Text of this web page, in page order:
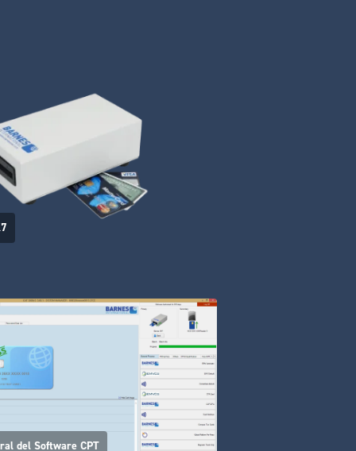
del Software CPT